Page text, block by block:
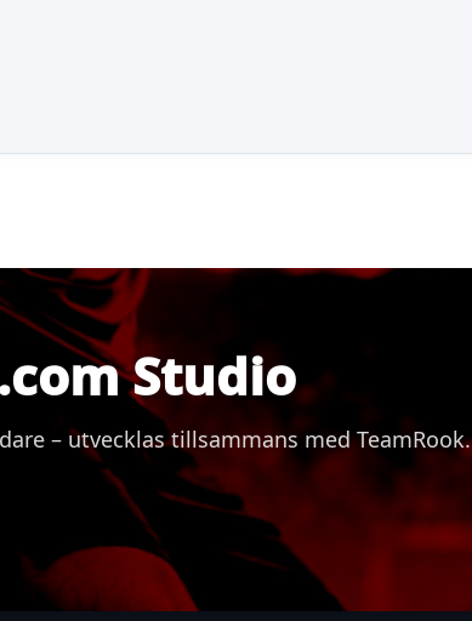
Studio
– utvecklas tillsammans med TeamRook.